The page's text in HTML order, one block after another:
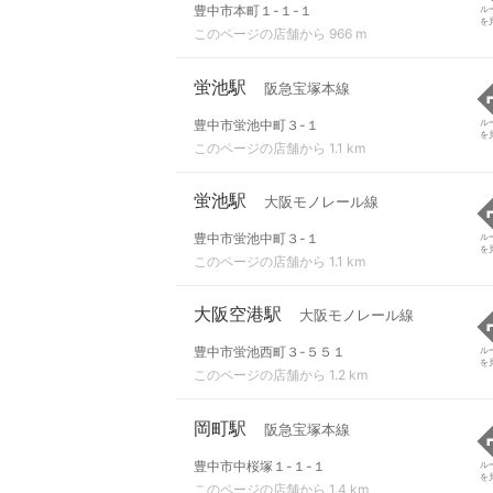
豊中市本町１-１-１
このページの店舗から 966 m
ル
を
蛍池駅 阪急宝塚本線
豊中市蛍池中町３-１
このページの店舗から 1.1 km
ル
を
蛍池駅 大阪モノレール線
豊中市蛍池中町３-１
このページの店舗から 1.1 km
ル
を
大阪空港駅 大阪モノレール線
豊中市蛍池西町３-５５１
このページの店舗から 1.2 km
ル
を
岡町駅 阪急宝塚本線
豊中市中桜塚１-１-１
このページの店舗から 1.4 km
ル
を